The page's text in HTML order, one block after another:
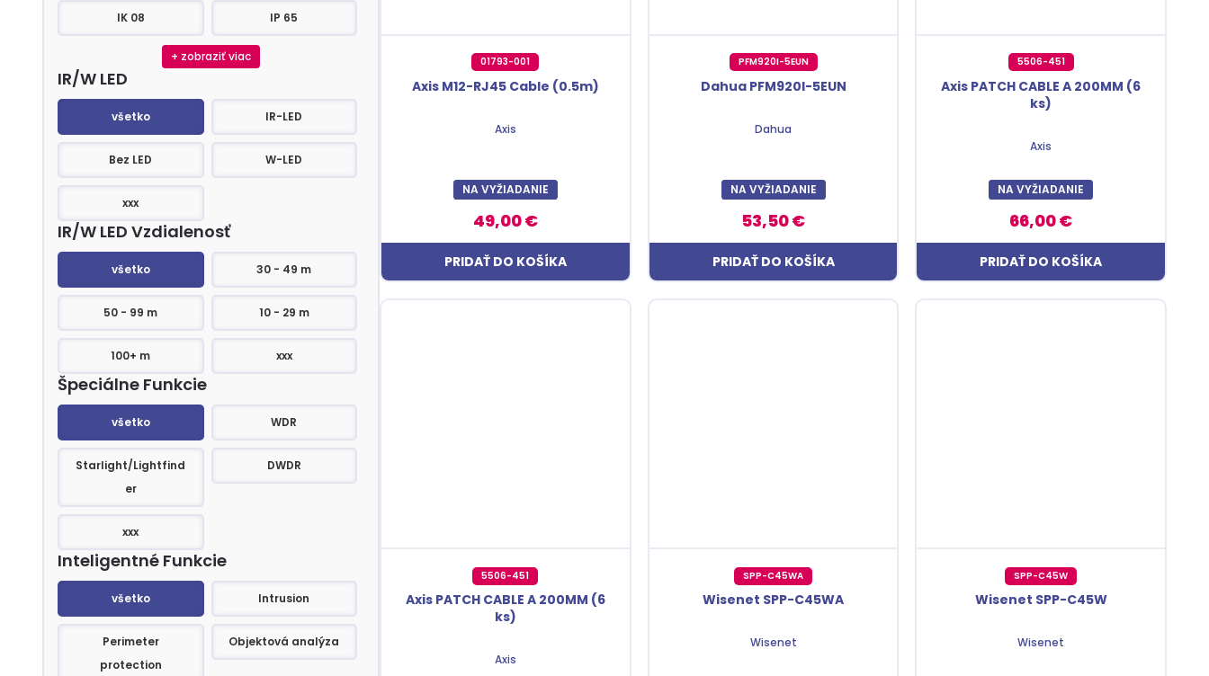
IK 08 IP 65
+ zobraziť viac
IR/W LED
IR/W LEDvšetko IR-LED
Bez LED W-LED
xxx
IR/W LED Vzdialenosť
IR/W LED Vzdialenosť
všetko 30 - 49 m
50 - 99 m 10 - 29 m
100+ m xxx
Špeciálne Funkcie
Špeciálne Funkcie
všetko WDR
Starlight/Lightfind
er
DWDR
xxx
Inteligentné Funkcie
Inteligentné Funkcie
všetko Intrusion
Perimeter
protection
Objektová analýza
01793-001
Axis M12-RJ45 Cable (0.5m)
Axis
NA VYŽIADANIE
49,00 €
PRIDAŤ DO KOŠÍKA
PFM920I-5EUN
Dahua PFM920I-5EUN
Dahua
NA VYŽIADANIE
53,50 €
PRIDAŤ DO KOŠÍKA
5506-451
Axis PATCH CABLE A 200MM (6
ks)
Axis
NA VYŽIADANIE
66,00 €
PRIDAŤ DO KOŠÍKA
5506-451
Axis PATCH CABLE A 200MM (6
ks)
Axis
SPP-C45WA
Wisenet SPP-C45WA
Wisenet
SPP-C45W
Wisenet SPP-C45W
Wisenet